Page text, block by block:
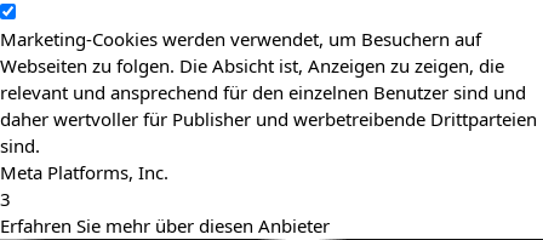
Marketing-Cookies werden verwendet, um Besuchern auf
Webseiten zu folgen. Die Absicht ist, Anzeigen zu zeigen, die
relevant und ansprechend für den einzelnen Benutzer sind und
daher wertvoller für Publisher und werbetreibende Drittparteien
sind.
Meta Platforms, Inc.
3
Erfahren Sie mehr über diesen Anbieter